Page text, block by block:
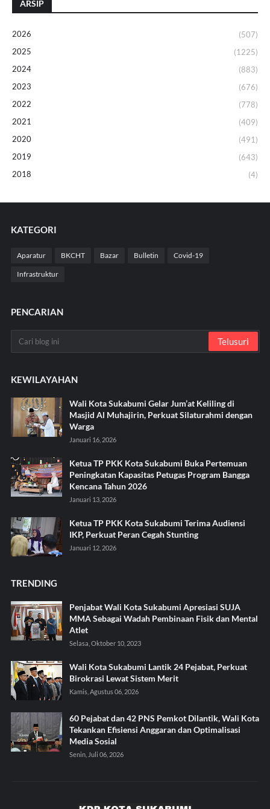
ARSIP
2026
(507)
2025
(1225)
2024
(883)
2023
(676)
2022
(778)
2021
(409)
2020
(491)
2019
(643)
2018
(4)
KATEGORI
Aparatur BKCHT Bazar Bulletin Covid-19
Infrastruktur
PENCARIAN
KEWILAYAHAN
Wali Kota Sukabumi Gelar Jum’at Keliling di
Masjid Al Muhajirin, Perkuat Silaturahmi dengan
Warga
Januari 16, 2026
Ketua TP PKK Kota Sukabumi Buka Pertemuan
Peningkatan Kapasitas Petugas Program Bangga
Kencana Tahun 2026
Januari 13, 2026
Ketua TP PKK Kota Sukabumi Terima Audiensi
IKP, Perkuat Peran Cegah Stunting
Januari 12, 2026
TRENDING
Penjabat Wali Kota Sukabumi Apresiasi SUJA
MMA Sebagai Wadah Pembinaan Fisik dan Mental
Atlet
Selasa, Oktober 10, 2023
Wali Kota Sukabumi Lantik 24 Pejabat, Perkuat
Birokrasi Lewat Sistem Merit
Kamis, Agustus 06, 2026
60 Pejabat dan 42 PNS Pemkot Dilantik, Wali Kota
Tekankan Efisiensi Anggaran dan Optimalisasi
Media Sosial
Senin, Juli 06, 2026